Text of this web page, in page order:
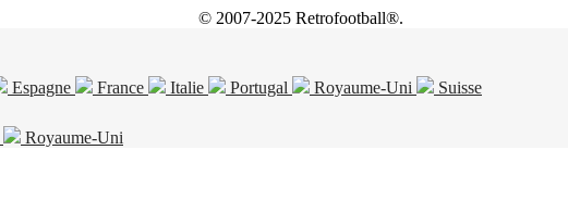
© 2007-2025 Retrofootball®.
Espagne France Italie Portugal Royaume-Uni
Suisse
Royaume-Uni